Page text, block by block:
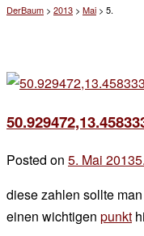
DerBaum > 2013 > Mai > 5.
Posted on 5. Mai 2013
diese zahlen sollte
einen wichtigen punkt